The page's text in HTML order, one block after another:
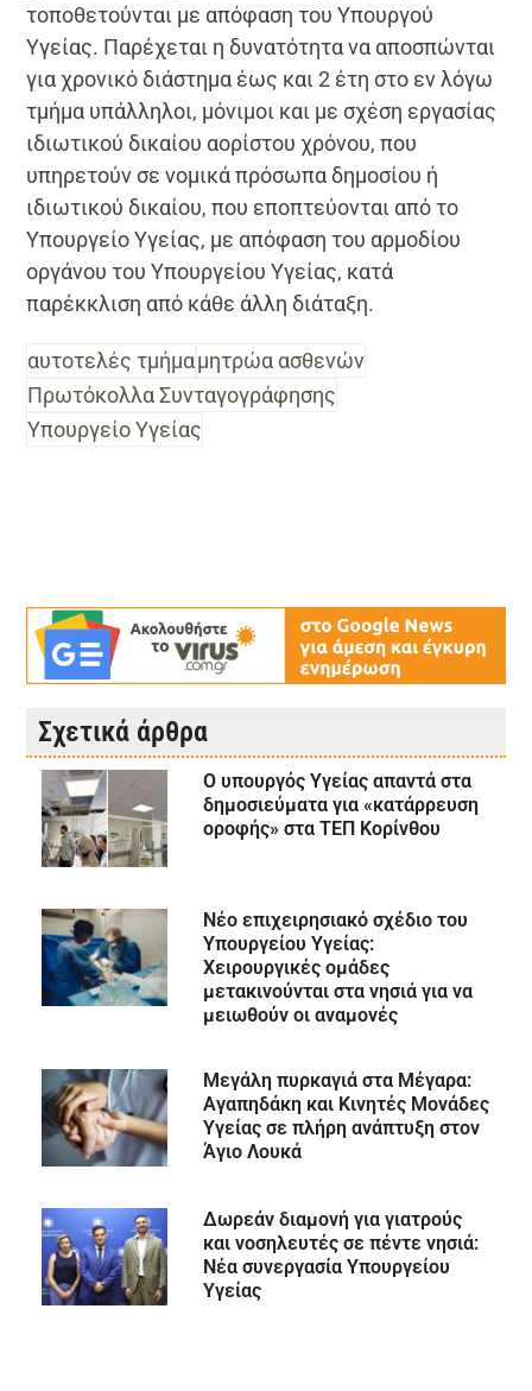
τοποθετούνται με απόφαση του Υπουργού
Υγείας. Παρέχεται η δυνατότητα να αποσπώνται
για χρονικό διάστημα έως και 2 έτη στο εν λόγω
τμήμα υπάλληλοι, μόνιμοι και με σχέση εργασίας
ιδιωτικού δικαίου αορίστου χρόνου, που
υπηρετούν σε νομικά πρόσωπα δημοσίου ή
ιδιωτικού δικαίου, που εποπτεύονται από το
Υπουργείο Υγείας, με απόφαση του αρμοδίου
οργάνου του Υπουργείου Υγείας, κατά
παρέκκλιση από κάθε άλλη διάταξη.
αυτοτελές τμήμαμητρώα ασθενών
Πρωτόκολλα Συνταγογράφησης
Υπουργείο Υγείας
Σχετικά άρθρα
Ο υπουργός Υγείας απαντά στα
δημοσιεύματα για «κατάρρευση
οροφής» στα ΤΕΠ Κορίνθου
Νέο επιχειρησιακό σχέδιο του
Υπουργείου Υγείας:
Χειρουργικές ομάδες
μετακινούνται στα νησιά για να
μειωθούν οι αναμονές
Μεγάλη πυρκαγιά στα Μέγαρα:
Αγαπηδάκη και Κινητές Μονάδες
Υγείας σε πλήρη ανάπτυξη στον
Άγιο Λουκά
Δωρεάν διαμονή για γιατρούς
και νοσηλευτές σε πέντε νησιά:
Νέα συνεργασία Υπουργείου
Υγείας